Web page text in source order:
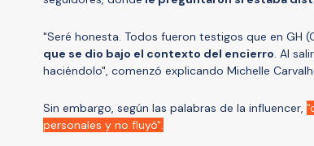
"Seré honesta. Todos fueron testigos que en GH
que se dio bajo el contexto del encierro. Al
haciéndolo", comenzó explicando Michelle
Sin embargo, según las palabras de la influencer,
personales y no fluyó".